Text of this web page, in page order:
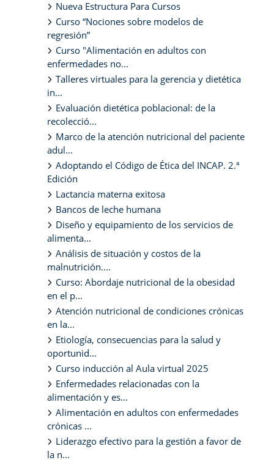
Nueva Estructura Para Cursos
Curso “Nociones sobre modelos de
regresión”
Curso "Alimentación en adultos con
enfermedades no...
Talleres virtuales para la gerencia y dietética
in...
Evaluación dietética poblacional: de la
recolecció...
Marco de la atención nutricional del paciente
adul...
Adoptando el Código de Ética del INCAP. 2.ª
Edición
Lactancia materna exitosa
Bancos de leche humana
Diseño y equipamiento de los servicios de
alimenta...
Análisis de situación y costos de la
malnutrición....
Curso: Abordaje nutricional de la obesidad
en el p...
Atención nutricional de condiciones crónicas
en la...
Etiología, consecuencias para la salud y
oportunid...
Curso inducción al Aula virtual 2025
Enfermedades relacionadas con la
alimentación y es...
Alimentación en adultos con enfermedades
crónicas ...
Liderazgo efectivo para la gestión a favor de
la n...